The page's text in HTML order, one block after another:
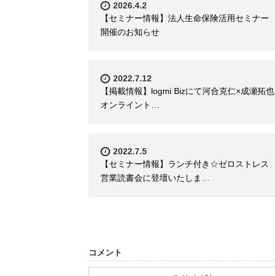
2026.4.2
【セミナー情報】法人生命保険活用セミナー
開催のお知らせ
2022.7.12
【掲載情報】logmi Bizにて河合克仁×成瀬拓也
オンライント…
2022.7.5
【セミナー情報】ランチ付き☆ゼロストレス
営業読書会に登壇いたしま…
コメント